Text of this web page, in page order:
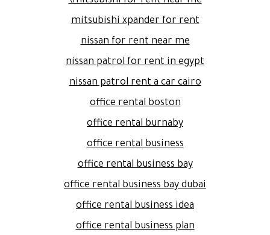
mitsubishi xpander for rent
nissan for rent near me
nissan patrol for rent in egypt
nissan patrol rent a car cairo
office rental boston
office rental burnaby
office rental business
office rental business bay
office rental business bay dubai
office rental business idea
office rental business plan